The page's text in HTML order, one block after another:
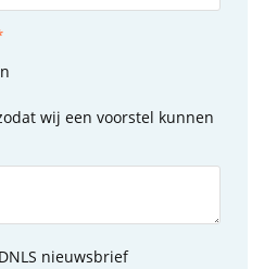
wij een voorstel kunnen
nieuwsbrief